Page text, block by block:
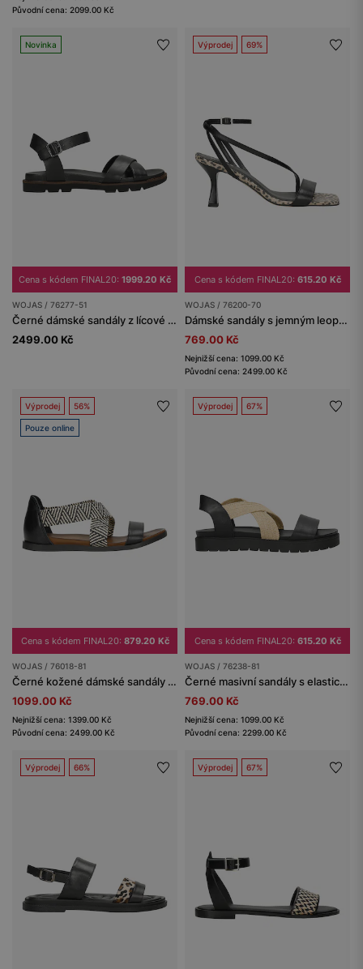
Původní cena: 2099.00 Kč
Novinka
Cena s kódem FINAL20: 1999.20 Kč
WOJAS / 76277-51
Černé dámské sandály z lícové kůže
2499.00 Kč
Výprodej 69%
Cena s kódem FINAL20: 615.20 Kč
WOJAS / 76200-70
Dámské sandály s jemným leopardím vzorem
769.00 Kč
Nejnižší cena: 1099.00 Kč
Původní cena: 2499.00 Kč
Výprodej 56%
Pouze online
Cena s kódem FINAL20: 879.20 Kč
WOJAS / 76018-81
Černé kožené dámské sandály s etno vzorem
1099.00 Kč
Nejnižší cena: 1399.00 Kč
Původní cena: 2499.00 Kč
Výprodej 67%
Cena s kódem FINAL20: 615.20 Kč
WOJAS / 76238-81
Černé masivní sandály s elastickým látkový páskem
769.00 Kč
Nejnižší cena: 1099.00 Kč
Původní cena: 2299.00 Kč
Výprodej 66% Výprodej 67%